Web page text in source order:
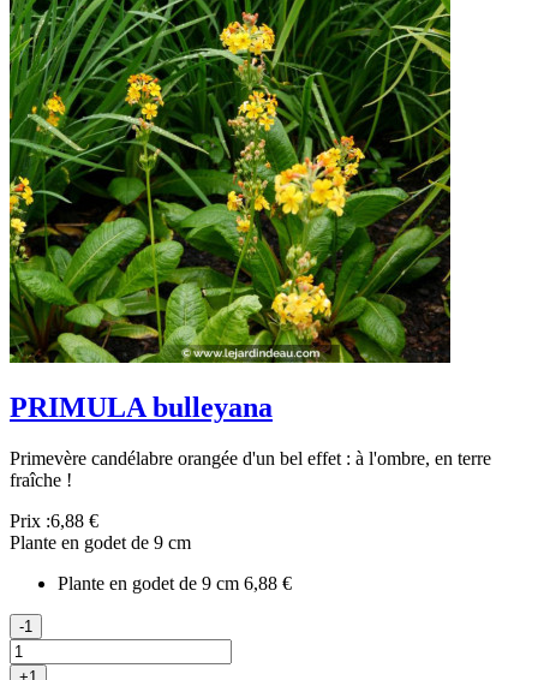
PRIMULA bulleyana
Primevère candélabre orangée d'un bel effet : à l'ombre, en terre
fraîche !
Prix :6,88 €
Plante en godet de 9 cm
Plante en godet de 9 cm 6,88 €
-1